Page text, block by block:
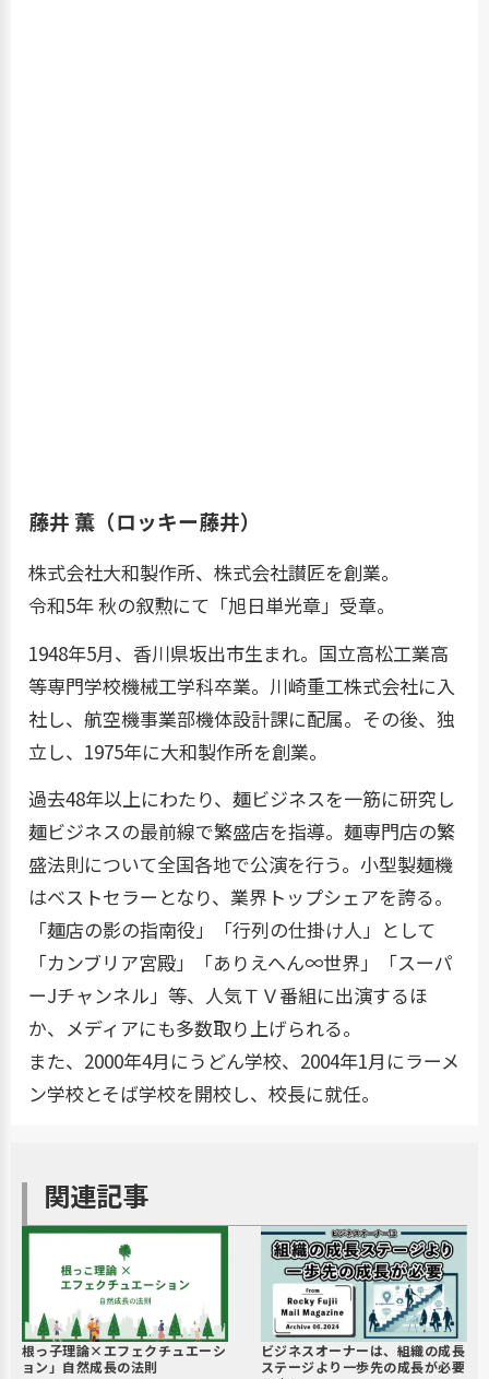
藤井 薫（ロッキー藤井）
株式会社大和製作所、株式会社讃匠を創業。
令和5年 秋の叙勲にて「旭日単光章」受章。
1948年5月、香川県坂出市生まれ。国立高松工業高
等専門学校機械工学科卒業。川崎重工株式会社に入
社し、航空機事業部機体設計課に配属。その後、独
立し、1975年に大和製作所を創業。
過去48年以上にわたり、麺ビジネスを一筋に研究し
麺ビジネスの最前線で繁盛店を指導。麺専門店の繁
盛法則について全国各地で公演を行う。小型製麺機
はベストセラーとなり、業界トップシェアを誇る。
「麺店の影の指南役」「行列の仕掛け人」として
「カンブリア宮殿」「ありえへん∞世界」「スーパ
ーJチャンネル」等、人気ＴＶ番組に出演するほ
か、メディアにも多数取り上げられる。
また、2000年4月にうどん学校、2004年1月にラーメ
ン学校とそば学校を開校し、校長に就任。
関連記事
根っ子理論×エフェクチュエーシ
ョン」自然成長の法則
ビジネスオーナーは、組織の成長
ステージより一歩先の成長が必要